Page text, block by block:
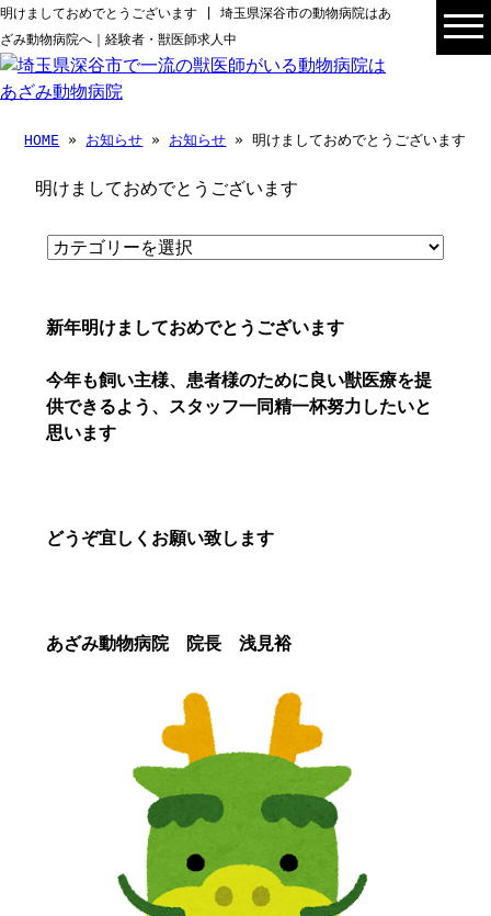
明けましておめでとうございます | 埼玉県深谷市の動物病院はあ
ざみ動物病院へ｜経験者・獣医師求人中
HOME » お知らせ » お知らせ » 明けましておめでとうございます
明けましておめでとうございます
新年明けましておめでとうございます
今年も飼い主様、患者様のために良い獣医療を提
供できるよう、スタッフ一同精一杯努力したいと
思います
どうぞ宜しくお願い致します
あざみ動物病院 院長 浅見裕